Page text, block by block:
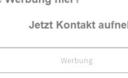
Werbung